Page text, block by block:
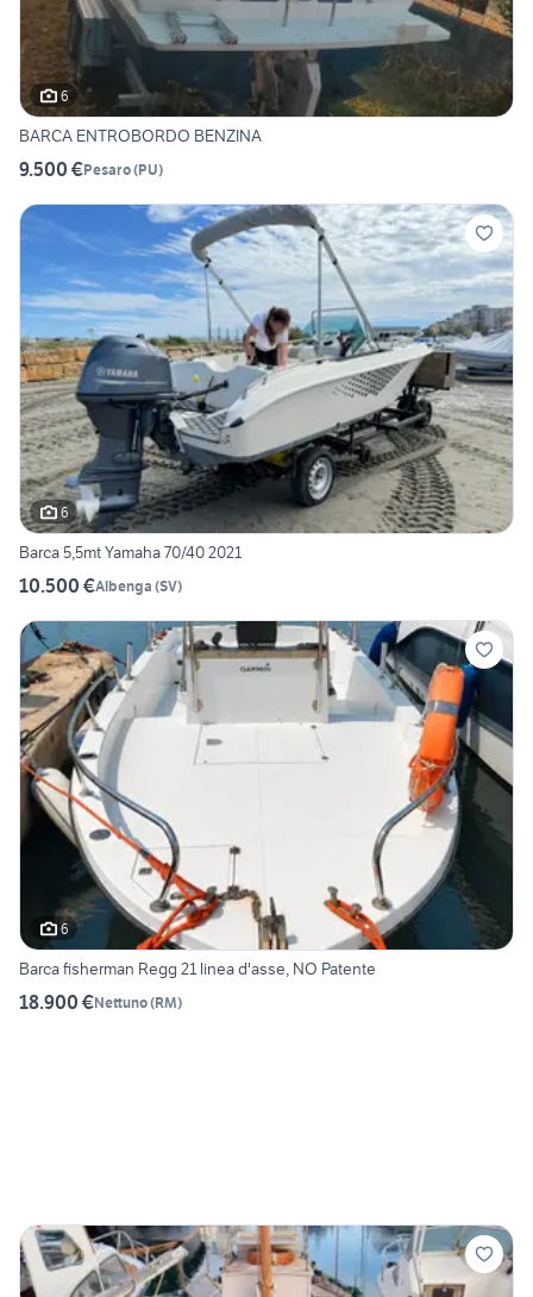
6
BARCA ENTROBORDO BENZINA
9.500 €Pesaro(PU)
6
Barca 5,5mt Yamaha 70/40 2021
10.500 €Albenga (SV)
6
Barca fisherman Regg 21 linea d'asse, NO Patente
18.900 €Nettuno(RM)